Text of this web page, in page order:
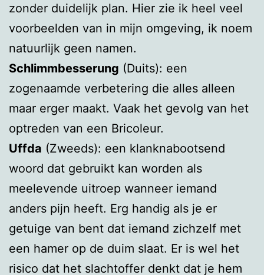
zonder duidelijk plan. Hier zie ik heel veel
voorbeelden van in mijn omgeving, ik noem
natuurlijk geen namen.
Schlimmbesserung (Duits): een
zogenaamde verbetering die alles alleen
maar erger maakt. Vaak het gevolg van het
optreden van een Bricoleur.
Uffda (Zweeds): een klanknabootsend
woord dat gebruikt kan worden als
meelevende uitroep wanneer iemand
anders pijn heeft. Erg handig als je er
getuige van bent dat iemand zichzelf met
een hamer op de duim slaat. Er is wel het
risico dat het slachtoffer denkt dat je hem